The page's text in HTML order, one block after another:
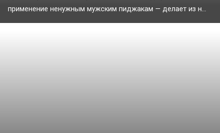
применение ненужным мужским пиджакам — делает из н...